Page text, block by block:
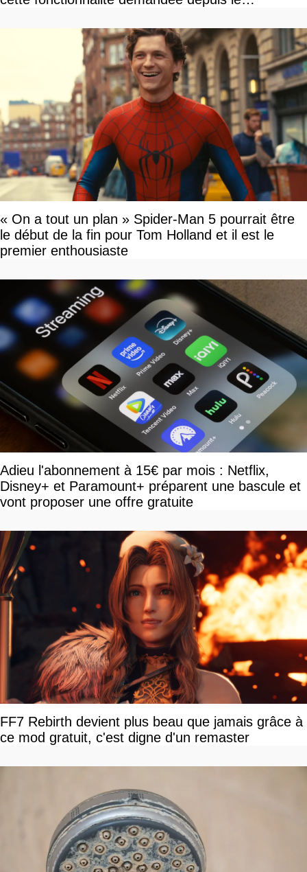
« On a tout un plan » Spider-Man 5 pourrait être
le début de la fin pour Tom Holland et il est le
premier enthousiaste
Adieu l'abonnement à 15€ par mois : Netflix,
Disney+ et Paramount+ préparent une bascule et
vont proposer une offre gratuite
FF7 Rebirth devient plus beau que jamais grâce à
ce mod gratuit, c'est digne d'un remaster